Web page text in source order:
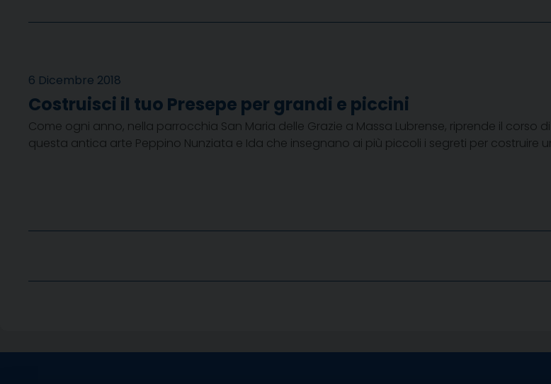
6 Dicembre 2018
Costruisci il tuo Presepe per grandi e piccini
Come ogni anno, nella parrocchia San Maria delle Grazie a Massa Lubrense, riprende il
questa antica arte Peppino Nunziata e Ida che insegnano ai più piccoli i segreti per costruire